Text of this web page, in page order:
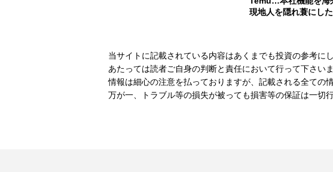
現地人を隠れ蓑にし
当サイトに記載されている内容はあくまでも投資の参考に
あたっては読者ご自身の判断と責任において行って下さい
情報は細心の注意を払っておりますが、記載される全ての
万が一、トラブル等の損失が被っても損害等の保証は一切